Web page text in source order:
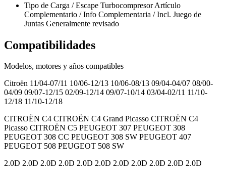
Tipo de Carga / Escape Turbocompresor Artículo
Complementario / Info Complementaria / Incl. Juego de
Juntas Generalmente revisado
Compatibilidades
Modelos, motores y años compatibles
Citroën 11/04-07/11 10/06-12/13 10/06-08/13 09/04-04/07 08/00-
04/09 09/07-12/15 02/09-12/14 09/07-10/14 03/04-02/11 11/10-
12/18 11/10-12/18
CITROËN C4 CITROËN C4 Grand Picasso CITROËN C4
Picasso CITROËN C5 PEUGEOT 307 PEUGEOT 308
PEUGEOT 308 CC PEUGEOT 308 SW PEUGEOT 407
PEUGEOT 508 PEUGEOT 508 SW
2.0D 2.0D 2.0D 2.0D 2.0D 2.0D 2.0D 2.0D 2.0D 2.0D 2.0D